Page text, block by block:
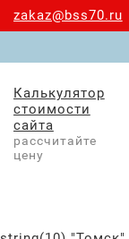
zakaz@bss70.ru
Калькулятор
стоимости
сайта
рассчитайте
цену